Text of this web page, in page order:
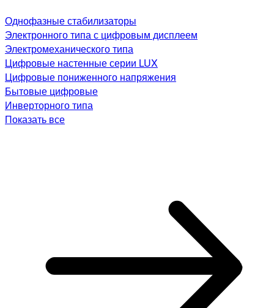
Однофазные стабилизаторы
Электронного типа с цифровым дисплеем
Электромеханического типа
Цифровые настенные серии LUX
Цифровые пониженного напряжения
Бытовые цифровые
Инверторного типа
Показать все